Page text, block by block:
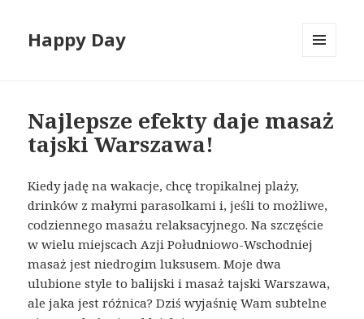
Happy Day
Najlepsze efekty daje masaż
tajski Warszawa!
Kiedy jadę na wakacje, chcę tropikalnej plaży,
drinków z małymi parasolkami i, jeśli to możliwe,
codziennego masażu relaksacyjnego. Na szczęście
w wielu miejscach Azji Południowo-Wschodniej
masaż jest niedrogim luksusem. Moje dwa
ulubione style to balijski i masaż tajski Warszawa,
ale jaka jest różnica? Dziś wyjaśnię Wam subtelne